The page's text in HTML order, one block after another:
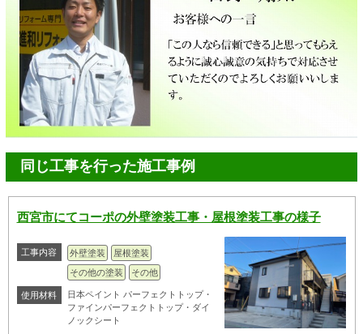
同じ工事を行った施工事例
西宮市にてコーポの外壁塗装工事・屋根塗装工事の様子
工事内容 外壁塗装
屋根塗装
その他の塗装
その他
使用材料
日本ペイント パーフェクトトップ・
ファインパーフェクトトップ・ダイ
ノックシート